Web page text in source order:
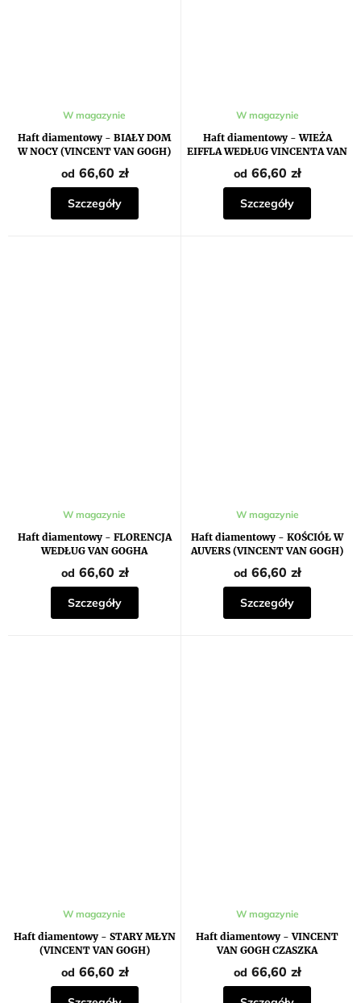
Haft diamentowy - BIAŁY DOM
W NOCY (VINCENT VAN GOGH)
W magazynie
od 66,60 zł
Szczegóły
Haft diamentowy - WIEŻA
EIFFLA WEDŁUG VINCENTA VAN
W magazynie
od 66,60 zł
Szczegóły
Haft diamentowy - FLORENCJA
WEDŁUG VAN GOGHA
W magazynie
od 66,60 zł
Szczegóły
Haft diamentowy - KOŚCIÓŁ W
AUVERS (VINCENT VAN GOGH)
W magazynie
od 66,60 zł
Szczegóły
Haft diamentowy - STARY MŁYN
(VINCENT VAN GOGH)
W magazynie
od 66,60 zł
Haft diamentowy - VINCENT
VAN GOGH CZASZKA
W magazynie
od 66,60 zł